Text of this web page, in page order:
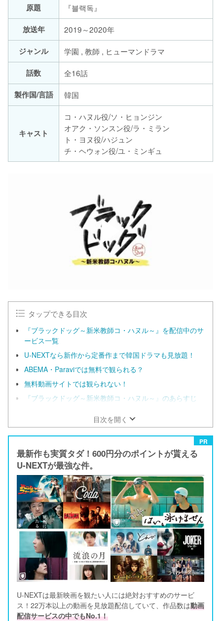
原題
『블랙독』
放送年
2019～2020年
ジャンル
学園 , 教師 , ヒューマンドラマ
話数
全16話
製作国/言語
韓国
キャスト
コ・ハヌル役/ソ・ヒョンジン
オアク・ソンスン役/ラ・ミラン
ト・ヨヌ役/ハジュン
チ・ヘウォン役/ユ・ミンギュ
タップできる目次
『ブラックドッグ～新米教師コ・ハヌル～』を配信中のサ
ービス一覧
U-NEXTなら新作から定番作まで韓国ドラマも見放題！
ABEMA・Paraviでは無料で観られる？
無料動画サイトでは観られない！
『ブラックドッグ～新米教師コ・ハヌル～』のあらすじ
目次を開く
PR
最新作も実質タダ！600円分のポイントが貰える
U-NEXTが最強な件。
U-NEXTは最新映画を観たい人には絶対おすすめのサービ
ス！22万本以上の動画を見放題配信していて、作品数は動画
配信サービスの中でもNo.1！